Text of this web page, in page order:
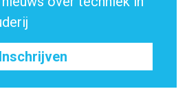
Inschrijven